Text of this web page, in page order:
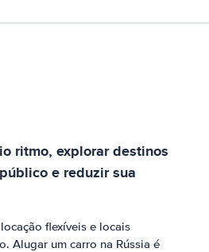
ritmo, explorar destinos
e reduzir sua
flexíveis e locais
Alugar um carro na Rússia é